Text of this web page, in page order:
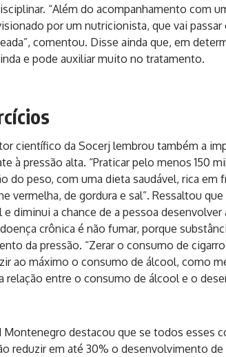
“Além do acompanhamento com
por um nutricionista, que vai
comentou. Disse ainda que, em
e pode auxiliar muito no tratamento.
científico da Socerj lembrou também a
à pressão alta. “Praticar pelo menos 150
do peso, com uma dieta saudável, rica em
vermelha, de gordura e sal”. Ressaltou
e diminui a chance de a pessoa
crônica é não fumar, porque
da pressão. “Zerar o consumo de
ao máximo o consumo de álcool, como
relação entre o consumo de álcool e o
Montenegro destacou que se todos esses
reduzir em até 30% o desenvolvimento